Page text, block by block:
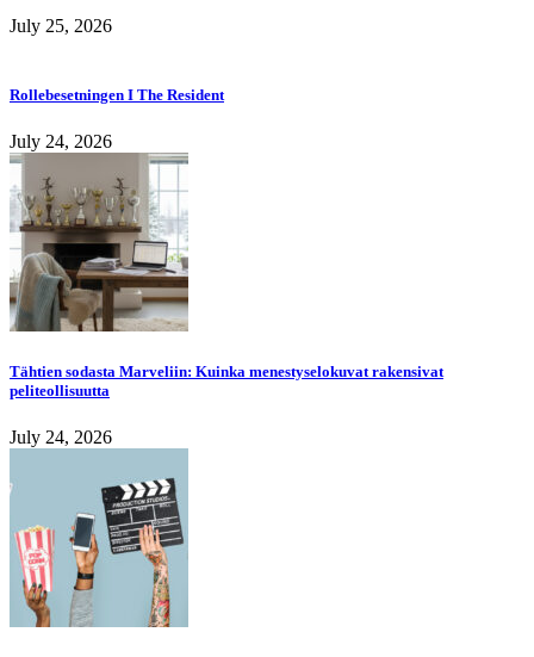
July 25, 2026
Rollebesetningen I The Resident
July 24, 2026
Tähtien sodasta Marveliin: Kuinka menestyselokuvat rakensivat
peliteollisuutta
July 24, 2026